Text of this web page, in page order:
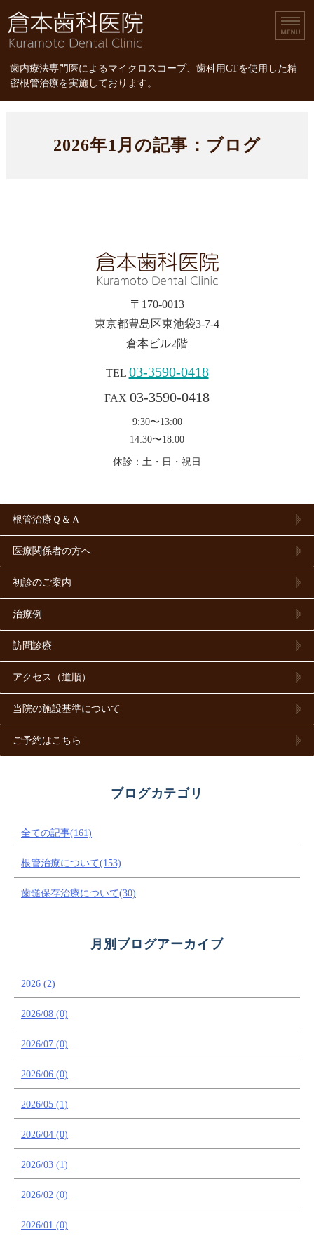
倉本歯科医院｜歯内療
歯内療法専門医によるマイクロスコープ、歯科用CTを使用した精
密根管治療を実施しております。
診療内容2026年1月の記事：ブログ
〒170-0013
東京都豊島区東池袋3-7-4
倉本ビル2階
TEL 03-3590-0418
FAX 03-3590-0418
9:30〜13:00
14:30〜18:00
休診：土・日・祝日
根管治療Ｑ＆Ａ
医療関係者の方へ
初診のご案内
治療例
訪問診療
アクセス（道順）
当院の施設基準について
ご予約はこちら
ブログカテゴリ
全ての記事(161)
根管治療について(153)
歯髄保存治療について(30)
月別ブログアーカイブ
2026 (2)
2026/08 (0)
2026/07 (0)
2026/06 (0)
2026/05 (1)
2026/04 (0)
2026/03 (1)
2026/02 (0)
2026/01 (0)